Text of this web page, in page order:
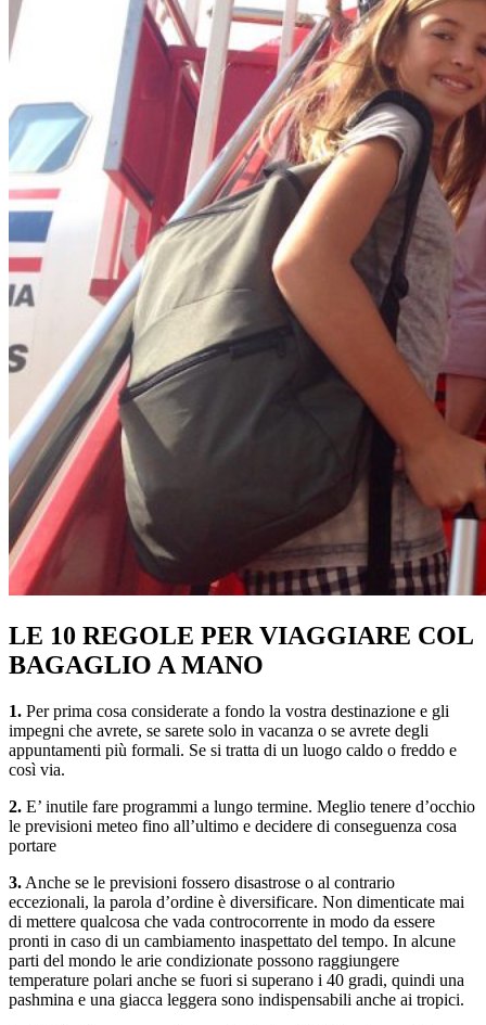
LE 10 REGOLE PER VIAGGIARE COL
BAGAGLIO A MANO
1. Per prima cosa considerate a fondo la vostra destinazione e gli
impegni che avrete, se sarete solo in vacanza o se avrete degli
appuntamenti più formali. Se si tratta di un luogo caldo o freddo e
così via.
2. E’ inutile fare programmi a lungo termine. Meglio tenere d’occhio
le previsioni meteo fino all’ultimo e decidere di conseguenza cosa
portare
3. Anche se le previsioni fossero disastrose o al contrario
eccezionali, la parola d’ordine è diversificare. Non dimenticate mai
di mettere qualcosa che vada controcorrente in modo da essere
pronti in caso di un cambiamento inaspettato del tempo. In alcune
parti del mondo le arie condizionate possono raggiungere
temperature polari anche se fuori si superano i 40 gradi, quindi una
pashmina e una giacca leggera sono indispensabili anche ai tropici.